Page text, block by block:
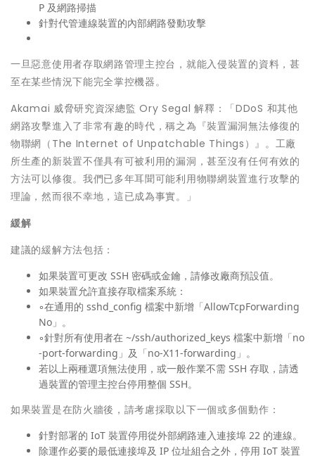
P 及網路掃描
針對代管連線裝置的內部網路發動攻擊
一旦惡意使用者存取網路管理主控台，就能入侵裝置的資料，甚
至在某些情況下能完全掌控機器。
Akamai 威脅研究資深總監 Ory Segal 解釋：「DDoS 和其他
網路攻擊進入了非常有趣的時代，稱之為『裝置漏洞無法修復的
物聯網（The Internet of Unpatchable Things）』。工廠
所生產的新裝置不僅具有可被利用的漏洞，甚至沒有任何有效的
方法可以修復。我們已多年耳聞可能利用物聯網裝置進行攻擊的
理論，然而很不幸地，這已成為事實。」
緩解
建議的緩解方法包括：
如果裝置可更改 SSH 密碼或金鑰，請修改廠商預設值。
如果裝置允許直接存取檔案系統：
◦在通用的 sshd_config 檔案中新增「AllowTcpForwarding
No」。
◦針對所有使用者在 ~/ssh/authorized_keys 檔案中新增「no
-port-forwarding」及「no-X11-forwarding」。
若以上兩種選項無法使用，或一般作業不需 SSH 存取，請透
過裝置的管理主控台停用整個 SSH。
如果裝置是在防火牆後，請考慮採取以下一個或多個動作：
針對部署的 IoT 裝置停用從外部網路連入連接埠 22 的連線。
除運作必要的最低連接埠及 IP 位址組合之外，停用 IoT 裝置